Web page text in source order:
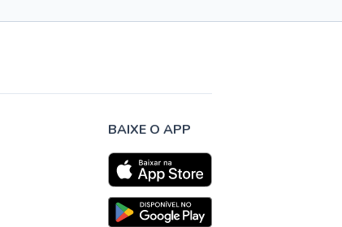
BAIXE O APP